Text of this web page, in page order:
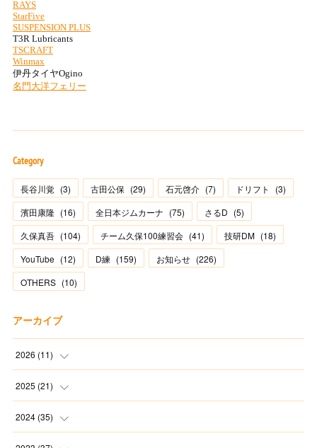
Category
長谷川覚 (3) 古田公保 (29) 石元啓介 (7) ドリフト (3)
濱田康隆 (16) 全日本ジムカーナ (75) さるD (5)
久保真吾 (104) チーム久保100練習会 (41) 技研DM (18)
YouTube (12) D練 (159) お知らせ (226)
OTHERS (10)
アーカイブ
2026 (11)
(2
(1
(3
2025 (21)
(1
2024 (35)